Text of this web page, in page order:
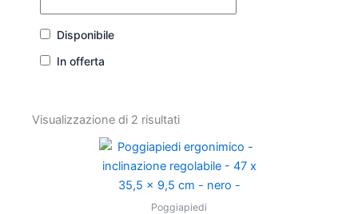
Disponibile
In offerta
Visualizzazione di 2 risultati
Poggiapiedi